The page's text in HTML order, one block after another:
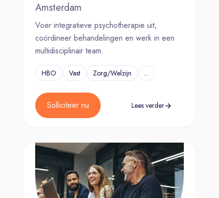
Amsterdam
Voer integratieve psychotherapie uit,
coördineer behandelingen en werk in een
multidisciplinair team.
HBO Vast Zorg/Welzijn ...
Solliciteer nu Lees verder